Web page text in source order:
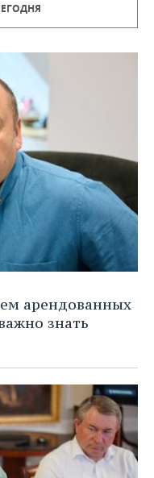
арендованных
знать